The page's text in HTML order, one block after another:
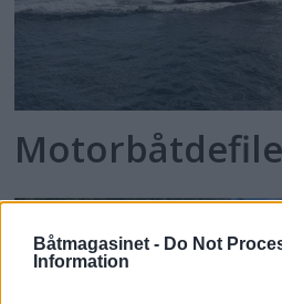
Båtmagasinet - Do Not
Information